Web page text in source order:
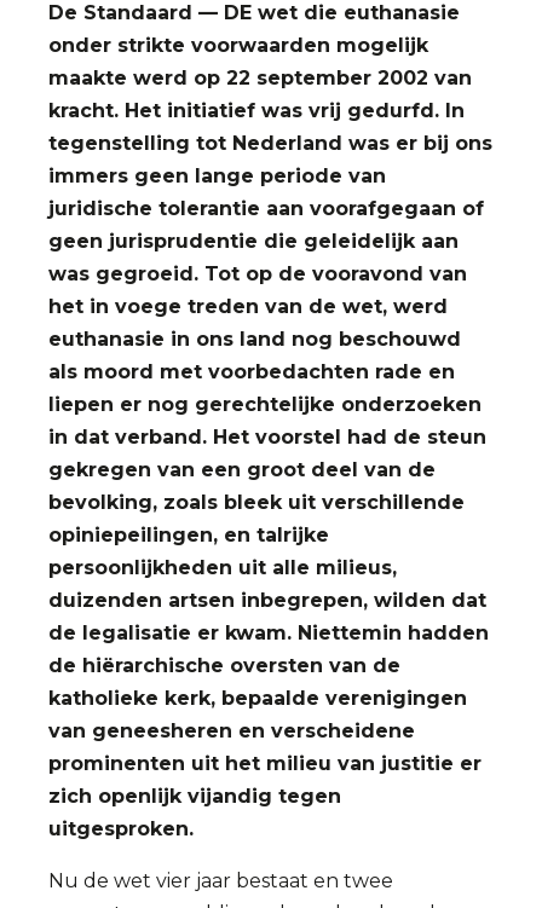
De Standaard — DE wet die euthanasie
onder strikte voorwaarden mogelijk
maakte werd op 22 september 2002 van
kracht. Het initiatief was vrij gedurfd. In
tegenstelling tot Nederland was er bij ons
immers geen lange periode van
juridische tolerantie aan voorafgegaan of
geen jurisprudentie die geleidelijk aan
was gegroeid. Tot op de vooravond van
het in voege treden van de wet, werd
euthanasie in ons land nog beschouwd
als moord met voorbedachten rade en
liepen er nog gerechtelijke onderzoeken
in dat verband. Het voorstel had de steun
gekregen van een groot deel van de
bevolking, zoals bleek uit verschillende
opiniepeilingen, en talrijke
persoonlijkheden uit alle milieus,
duizenden artsen inbegrepen, wilden dat
de legalisatie er kwam. Niettemin hadden
de hiërarchische oversten van de
katholieke kerk, bepaalde verenigingen
van geneesheren en verscheidene
prominenten uit het milieu van justitie er
zich openlijk vijandig tegen
uitgesproken.
Nu de wet vier jaar bestaat en twee